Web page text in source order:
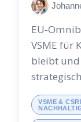
EU-
VSME für
bleibt und
VSME &